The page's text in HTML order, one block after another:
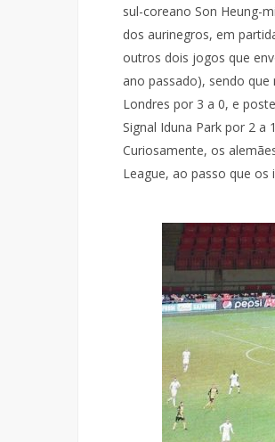
sul-coreano Son Heung-
dos aurinegros, em
outros dois jogos que
ano passado), sendo
Londres por 3 a 0, e
Signal Iduna Park por 2
Curiosamente, os
League, ao passo que